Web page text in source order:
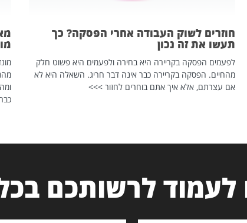
חוזרים לשוק העבודה אחרי הפסקה? כך
תעשו את זה נכון
לפעמים הפסקה בקריירה היא בחירה ולפעמים היא פשוט חלק
מהחיים. הפסקה בקריירה כבר אינה דבר חריג. השאלה היא לא
אם עצרתם, אלא איך אתם בוחרים לחזור >>>
לרשותכם